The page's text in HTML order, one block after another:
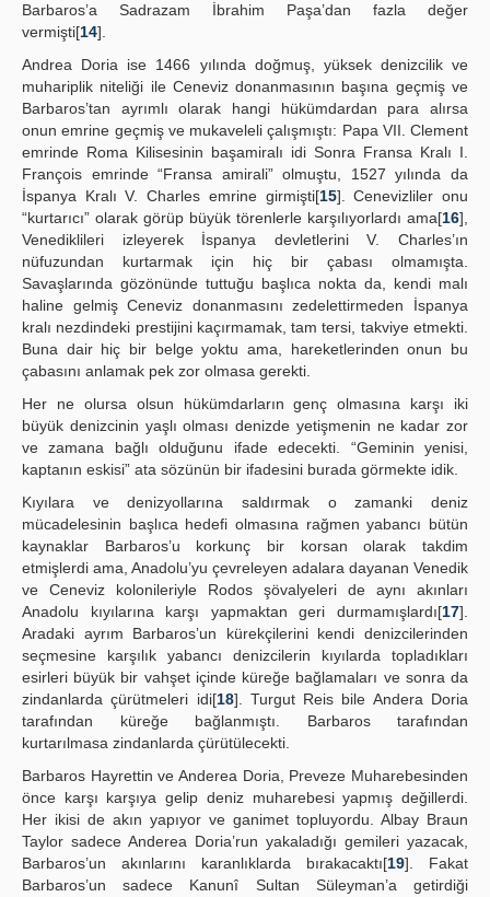
Barbaros’a Sadrazam İbrahim Paşa’dan fazla değer
vermişti[14].
Andrea Doria ise 1466 yılında doğmuş, yüksek denizcilik ve
muhariplik niteliği ile Ceneviz donanmasının başına geçmiş ve
Barbaros’tan ayrımlı olarak hangi hükümdardan para alırsa
onun emrine geçmiş ve mukaveleli çalışmıştı: Papa VII. Clement
emrinde Roma Kilisesinin başamiralı idi Sonra Fransa Kralı I.
François emrinde “Fransa amirali” olmuştu, 1527 yılında da
İspanya Kralı V. Charles emrine girmişti[15]. Cenevizliler onu
“kurtarıcı” olarak görüp büyük törenlerle karşılıyorlardı ama[16],
Venediklileri izleyerek İspanya devletlerini V. Charles’ın
nüfuzundan kurtarmak için hiç bir çabası olmamışta.
Savaşlarında gözönünde tuttuğu başlıca nokta da, kendi malı
haline gelmiş Ceneviz donanmasını zedelettirmeden İspanya
kralı nezdindeki prestijini kaçırmamak, tam tersi, takviye etmekti.
Buna dair hiç bir belge yoktu ama, hareketlerinden onun bu
çabasını anlamak pek zor olmasa gerekti.
Her ne olursa olsun hükümdarların genç olmasına karşı iki
büyük denizcinin yaşlı olması denizde yetişmenin ne kadar zor
ve zamana bağlı olduğunu ifade edecekti. “Geminin yenisi,
kaptanın eskisi” ata sözünün bir ifadesini burada görmekte idik.
Kıyılara ve denizyollarına saldırmak o zamanki deniz
mücadelesinin başlıca hedefi olmasına rağmen yabancı bütün
kaynaklar Barbaros’u korkunç bir korsan olarak takdim
etmişlerdi ama, Anadolu’yu çevreleyen adalara dayanan Venedik
ve Ceneviz kolonileriyle Rodos şövalyeleri de aynı akınları
Anadolu kıyılarına karşı yapmaktan geri durmamışlardı[17].
Aradaki ayrım Barbaros’un kürekçilerini kendi denizcilerinden
seçmesine karşılık yabancı denizcilerin kıyılarda topladıkları
esirleri büyük bir vahşet içinde küreğe bağlamaları ve sonra da
zindanlarda çürütmeleri idi[18]. Turgut Reis bile Andera Doria
tarafından küreğe bağlanmıştı. Barbaros tarafından
kurtarılmasa zindanlarda çürütülecekti.
Barbaros Hayrettin ve Anderea Doria, Preveze Muharebesinden
önce karşı karşıya gelip deniz muharebesi yapmış değillerdi.
Her ikisi de akın yapıyor ve ganimet topluyordu. Albay Braun
Taylor sadece Anderea Doria’run yakaladığı gemileri yazacak,
Barbaros’un akınlarını karanlıklarda bırakacaktı[19]. Fakat
Barbaros’un sadece Kanunî Sultan Süleyman’a getirdiği